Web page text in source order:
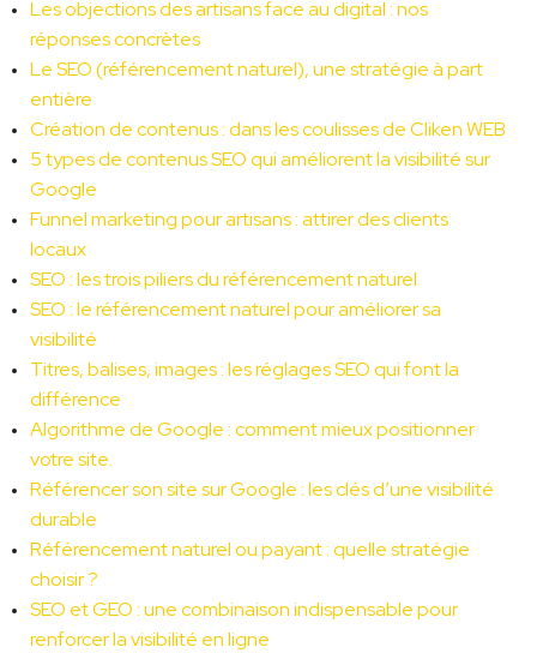
Les objections des artisans face au digital : nos
réponses concrètes
Le SEO (référencement naturel), une stratégie à part
entière
Création de contenus : dans les coulisses de Cliken WEB
5 types de contenus SEO qui améliorent la visibilité sur
Google
Funnel marketing pour artisans : attirer des clients
locaux
SEO : les trois piliers du référencement naturel
SEO : le référencement naturel pour améliorer sa
visibilité
Titres, balises, images : les réglages SEO qui font la
différence
Algorithme de Google : comment mieux positionner
votre site.
Référencer son site sur Google : les clés d’une visibilité
durable
Référencement naturel ou payant : quelle stratégie
choisir ?
SEO et GEO : une combinaison indispensable pour
renforcer la visibilité en ligne